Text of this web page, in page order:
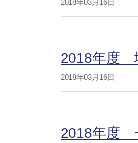
2018年03月16日
2018年度
2018年03月16日
2018年度